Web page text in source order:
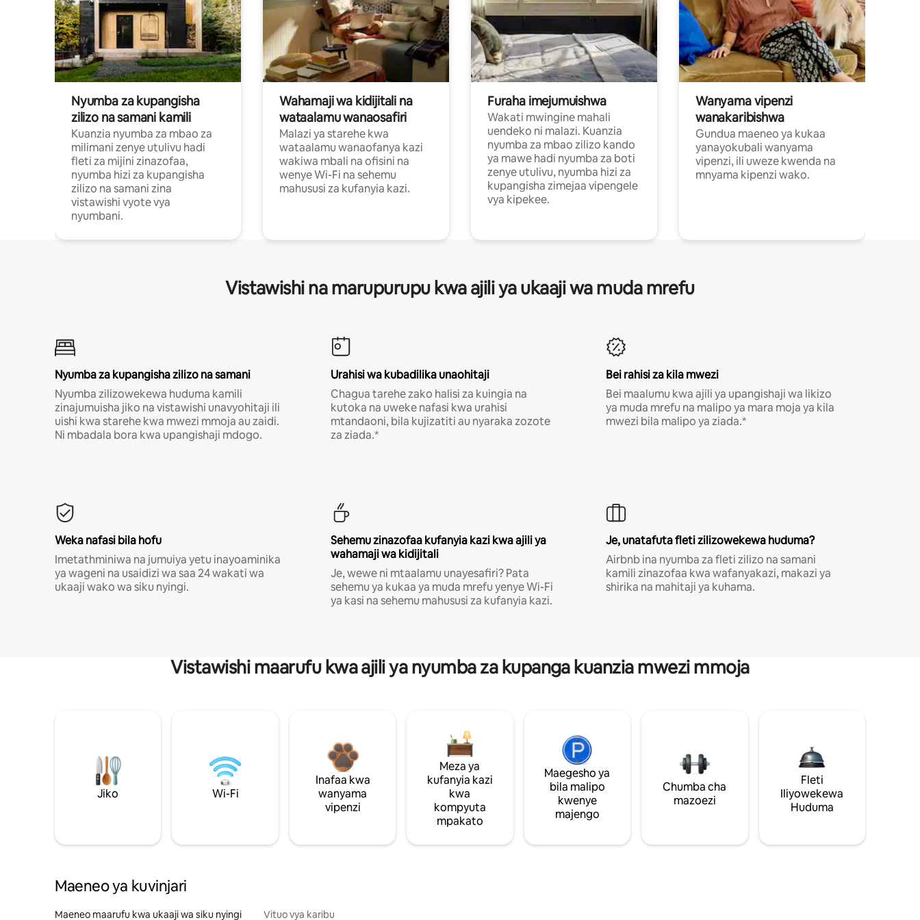
Nyumba za kupangisha
zilizo na samani kamili
Kuanzia nyumba za mbao za
milimani zenye utulivu hadi
fleti za mijini zinazofaa,
nyumba hizi za kupangisha
zilizo na samani zina
vistawishi vyote vya
nyumbani.
Wahamaji wa kidijitali na
wataalamu wanaosafiri
Malazi ya starehe kwa
wataalamu wanaofanya kazi
wakiwa mbali na ofisini na
wenye Wi-Fi na sehemu
mahususi za kufanyia kazi.
Furaha imejumuishwa
Wakati mwingine mahali
uendeko ni malazi. Kuanzia
nyumba za mbao zilizo kando
ya mawe hadi nyumba za boti
zenye utulivu, nyumba hizi za
kupangisha zimejaa vipengele
vya kipekee.
Wanyama vipenzi
wanakaribishwa
Gundua maeneo ya kukaa
yanayokubali wanyama
vipenzi, ili uweze kwenda na
mnyama kipenzi wako.
Vistawishi na marupurupu kwa ajili ya ukaaji wa muda mrefu
Nyumba za kupangisha zilizo na samani
Nyumba zilizowekewa huduma kamili
zinajumuisha jiko na vistawishi unavyohitaji ili
uishi kwa starehe kwa mwezi mmoja au zaidi.
Ni mbadala bora kwa upangishaji mdogo.
Urahisi wa kubadilika unaohitaji
Chagua tarehe zako halisi za kuingia na
kutoka na uweke nafasi kwa urahisi
mtandaoni, bila kujizatiti au nyaraka zozote
za ziada.*
Bei rahisi za kila mwezi
Bei maalumu kwa ajili ya upangishaji wa likizo
ya muda mrefu na malipo ya mara moja ya kila
mwezi bila malipo ya ziada.*
Weka nafasi bila hofu
Imetathminiwa na jumuiya yetu inayoaminika
ya wageni na usaidizi wa saa 24 wakati wa
ukaaji wako wa siku nyingi.
Sehemu zinazofaa kufanyia kazi kwa ajili ya
wahamaji wa kidijitali
Je, wewe ni mtaalamu unayesafiri? Pata
sehemu ya kukaa ya muda mrefu yenye Wi-Fi
ya kasi na sehemu mahususi za kufanyia kazi.
Je, unatafuta fleti zilizowekewa huduma?
Airbnb ina nyumba za fleti zilizo na samani
kamili zinazofaa kwa wafanyakazi, makazi ya
shirika na mahitaji ya kuhama.
Vistawishi maarufu kwa ajili ya nyumba za kupanga kuanzia mwezi mmoja
Jiko Wi-Fi
Inafaa kwa
wanyama
vipenzi
Meza ya
kufanyia kazi
kwa
kompyuta
mpakato
Maegesho ya
bila malipo
kwenye
majengo
Chumba cha
mazoezi
Fleti
Iliyowekewa
Huduma
Maeneo ya kuvinjari
Maeneo maarufu kwa ukaaji wa siku nyingi Vituo vya karibu